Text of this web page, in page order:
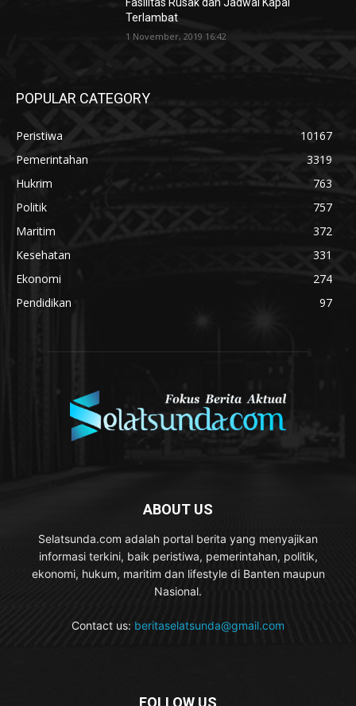
Terlambat
1 November, 2019 16:42
POPULAR CATEGORY
Peristiwa
10167
Pemerintahan
3319
Hukrim
763
Politik
757
Maritim
372
Kesehatan
331
Ekonomi
274
Pendidikan
97
ABOUT US
Selatsunda.com adalah portal berita yang menyajikan
informasi terkini, baik peristiwa, pemerintahan, politik,
ekonomi, hukum, maritim dan lifestyle di Banten maupun
Nasional.
Contact us: beritaselatsunda@gmail.com